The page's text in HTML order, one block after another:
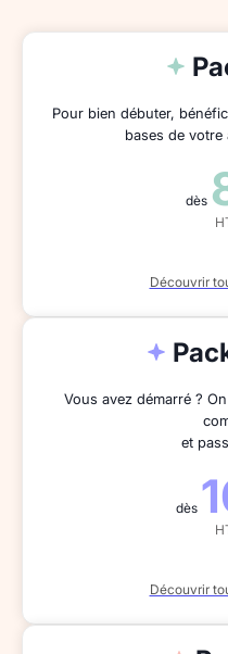
Pour bien débuter,
bases de votre
dès
Découvrir
Vous avez démarré ?
et
dès
Découvrir